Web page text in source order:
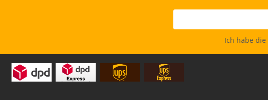
Ich habe die